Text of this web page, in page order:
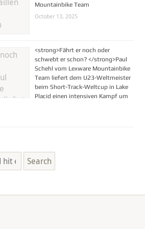
Mountainbike Team
October 13, 2025
<strong>Fährt er noch oder
schwebt er schon? </strong>Paul
Schehl vom Lexware Mountainbike
Team liefert dem U23-Weltmeister
beim Short-Track-Weltcup in Lake
Placid einen intensiven Kampf um
Search